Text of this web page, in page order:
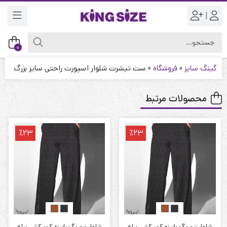
|
0
گینگ سایز »فروشگاه » ست تیشرت شلوار اسپورت راحتی سایز بزرگ
محصولات مرتبط
٪23 ٪23